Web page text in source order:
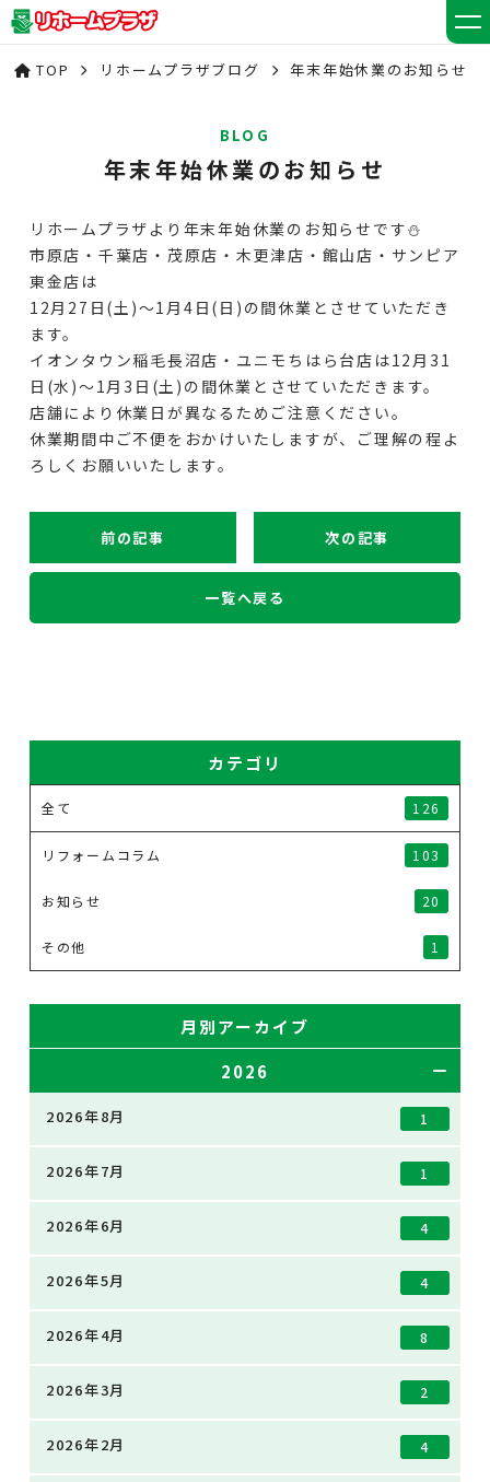
TOP リホームプラザブログ 年末年始休業のお知らせ
BLOG
年末年始休業のお知らせ
リホームプラザより年末年始休業のお知らせです⛄
市原店・千葉店・茂原店・木更津店・館山店・サンピア
東金店は
12月27日(土)～1月4日(日)の間休業とさせていただき
ます。
イオンタウン稲毛長沼店・ユニモちはら台店は12月31
日(水)～1月3日(土)の間休業とさせていただきます。
店舗により休業日が異なるためご注意ください。
休業期間中ご不便をおかけいたしますが、ご理解の程よ
ろしくお願いいたします。
前の記事 次の記事
一覧へ戻る
カテゴリ
全て 126
リフォームコラム 103
お知らせ 20
その他 1
月別アーカイブ
2026
2026年8月 1
2026年7月 1
2026年6月 4
2026年5月 4
2026年4月 8
2026年3月 2
2026年2月 4